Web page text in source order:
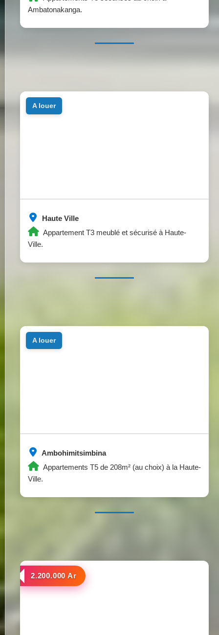
Ambatonakanga.
Haute Ville
Appartement T3 meublé et sécurisé à Haute-
Ville.
a louer
Ambohimitsimbina
Appartements T5 de 208m² (au choix) à la Haute-
Ville.
a louer
a louer
2.200.000 Ar